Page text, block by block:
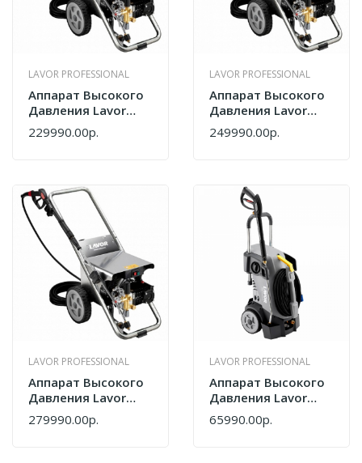
LAVOR PROFESSIONAL
Аппарат Высокого
Давления Lavor
Professional HCR
1515 LP 8.654.0137
229990.00р.
LAVOR PROFESSIONAL
Аппарат Высокого
Давления Lavor
Professional HCR
2015 LP RA
249990.00р.
LAVOR PROFESSIONAL
Аппарат Высокого
Давления Lavor
Professional HCR
2021 LP 8.654.0139
279990.00р.
LAVOR PROFESSIONAL
Аппарат Высокого
Давления Lavor
Professional MAINE
1409 XP
65990.00р.